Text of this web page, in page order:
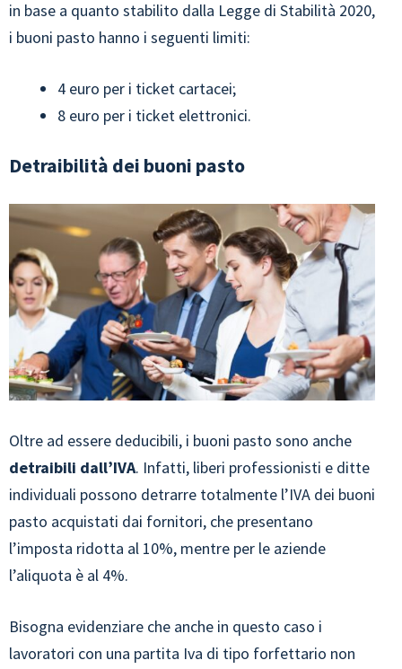
in base a quanto stabilito dalla Legge di Stabilità 2020,
i buoni pasto hanno i seguenti limiti:
4 euro per i ticket cartacei;
8 euro per i ticket elettronici.
Detraibilità dei buoni pasto
Oltre ad essere deducibili, i buoni pasto sono anche
detraibili dall’IVA. Infatti, liberi professionisti e ditte
individuali possono detrarre totalmente l’IVA dei buoni
pasto acquistati dai fornitori, che presentano
l’imposta ridotta al 10%, mentre per le aziende
l’aliquota è al 4%.
Bisogna evidenziare che anche in questo caso i
lavoratori con una partita Iva di tipo forfettario non